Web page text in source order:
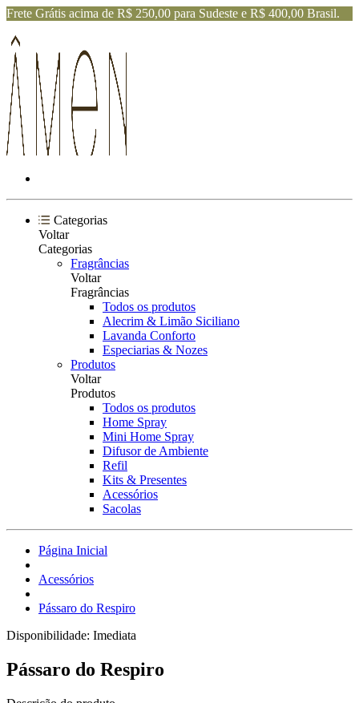
Frete Grátis acima de R$ 250,00 para Sudeste e R$ 400,00 Brasil.
Categorias
Voltar
Categorias
Fragrâncias
Voltar
Fragrâncias
Todos os produtos
Alecrim & Limão Siciliano
Lavanda Conforto
Especiarias & Nozes
Produtos
Voltar
Produtos
Todos os produtos
Home Spray
Mini Home Spray
Difusor de Ambiente
Refil
Kits & Presentes
Acessórios
Sacolas
Página Inicial
Acessórios
Pássaro do Respiro
Disponibilidade: Imediata
Pássaro do Respiro